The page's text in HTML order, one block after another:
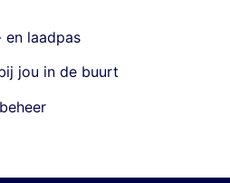
en laadpas
jou in de buurt